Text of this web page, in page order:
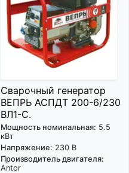
Сварочный генератор
ВЕПРЬ АСПДТ 200-6/230
ВЛ1-С.
Мощность номинальная: 5.5
кВт
Напряжение: 230 В
Производитель двигателя:
Antor